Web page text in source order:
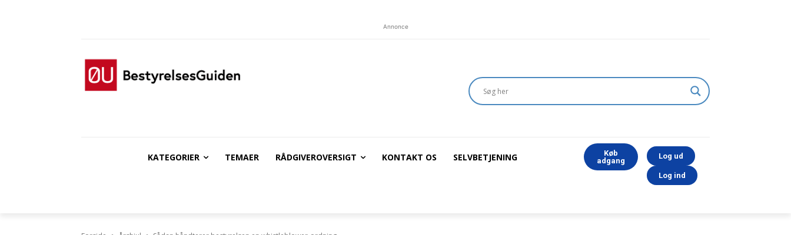
Annonce
KATEGORIER TEMAER RÅDGIVEROVERSIGT KONTAKT OS SELVBETJENING
Køb
adgang
Log ud
Log ind